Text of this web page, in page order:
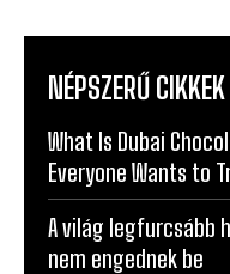
NÉPSZERŰ CIKKEK
What Is Dubai
Everyone Wants to
A világ legfurcsább
nem engednek be